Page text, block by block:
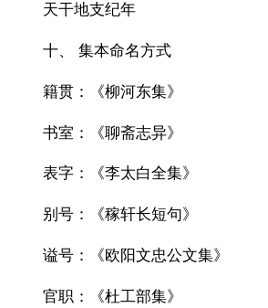
天干地支纪年
十、 集本命名方式
籍贯：《柳河东集》
书室：《聊斋志异》
表字：《李太白全集》
别号：《稼轩长短句》
谥号：《欧阳文忠公文集》
官职：《杜工部集》